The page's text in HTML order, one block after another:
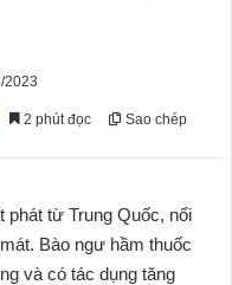
2023
2 phút đọc Sao chép
phát từ Trung Quốc, nổi
Bào ngư hầm thuốc
và có tác dụng tăng